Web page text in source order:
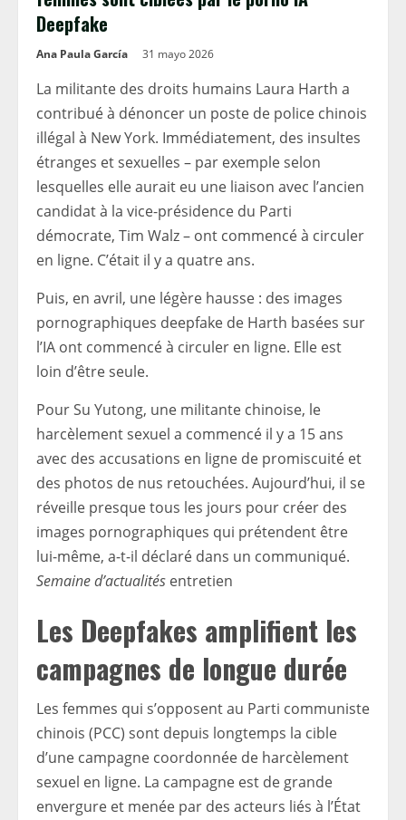
Deepfake
Ana Paula García 31 mayo 2026
La militante des droits humains Laura Harth a
contribué à dénoncer un poste de police chinois
illégal à New York. Immédiatement, des insultes
étranges et sexuelles – par exemple selon
lesquelles elle aurait eu une liaison avec l’ancien
candidat à la vice-présidence du Parti
démocrate, Tim Walz – ont commencé à circuler
en ligne. C’était il y a quatre ans.
Puis, en avril, une légère hausse : des images
pornographiques deepfake de Harth basées sur
l’IA ont commencé à circuler en ligne. Elle est
loin d’être seule.
Pour Su Yutong, une militante chinoise, le
harcèlement sexuel a commencé il y a 15 ans
avec des accusations en ligne de promiscuité et
des photos de nus retouchées. Aujourd’hui, il se
réveille presque tous les jours pour créer des
images pornographiques qui prétendent être
lui-même, a-t-il déclaré dans un communiqué.
Semaine d’actualités entretien
Les Deepfakes amplifient les
campagnes de longue durée
Les femmes qui s’opposent au Parti communiste
chinois (PCC) sont depuis longtemps la cible
d’une campagne coordonnée de harcèlement
sexuel en ligne. La campagne est de grande
envergure et menée par des acteurs liés à l’État